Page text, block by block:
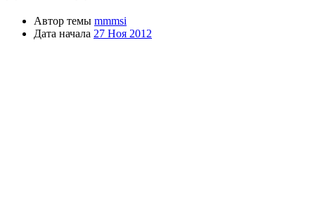
Автор темы mmmsi
Дата начала 27 Ноя 2012